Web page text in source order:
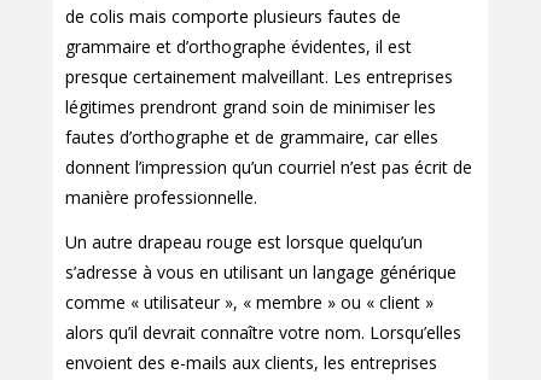
de colis mais comporte plusieurs fautes de
grammaire et d’orthographe évidentes, il est
presque certainement malveillant. Les entreprises
légitimes prendront grand soin de minimiser les
fautes d’orthographe et de grammaire, car elles
donnent l’impression qu’un courriel n’est pas écrit de
manière professionnelle.
Un autre drapeau rouge est lorsque quelqu’un
s’adresse à vous en utilisant un langage générique
comme « utilisateur », « membre » ou « client »
alors qu’il devrait connaître votre nom. Lorsqu’elles
envoient des e-mails aux clients, les entreprises